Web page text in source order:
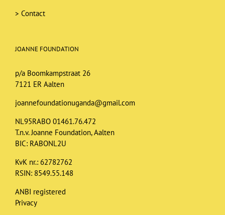
> Contact
JOANNE FOUNDATION
p/a Boomkampstraat 26
7121 ER Aalten
joannefoundationuganda@gmail.com
NL95RABO 01461.76.472
T.n.v. Joanne Foundation, Aalten
BIC: RABONL2U
KvK nr.: 62782762
RSIN: 8549.55.148
ANBI registered
Privacy